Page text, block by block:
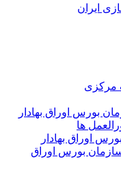
ایران
مرکزی
بورس اوراق بهادار
ها
اوراق بهادار
بورس اوراق